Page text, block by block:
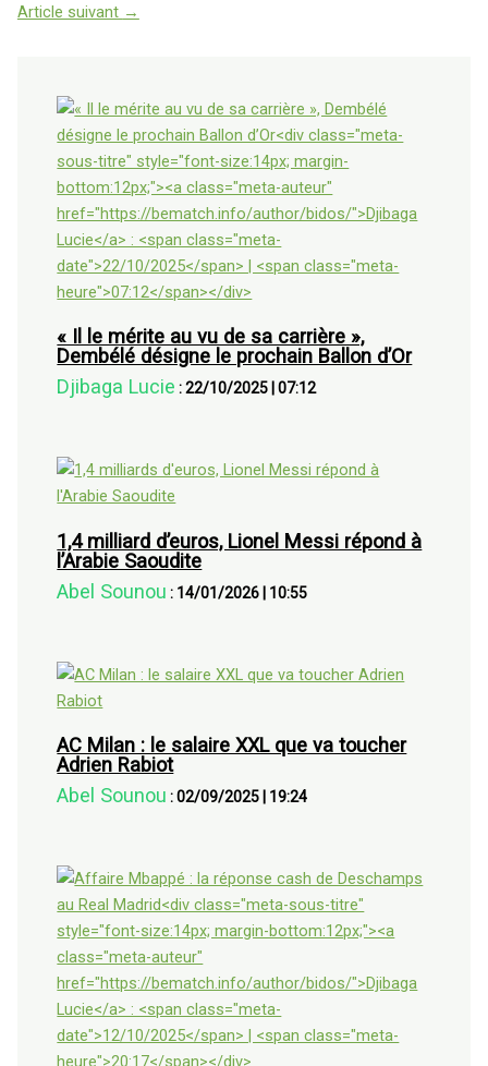
Article suivant →
« Il le mérite au vu de sa carrière »,
Dembélé désigne le prochain Ballon d’Or
Djibaga Lucie :22/10/2025 |07:12
1,4 milliard d’euros, Lionel Messi répond à
l’Arabie Saoudite
Abel Sounou : 14/01/2026| 10:55
AC Milan : le salaire XXL que va toucher
Adrien Rabiot
Abel Sounou :02/09/2025 19:24